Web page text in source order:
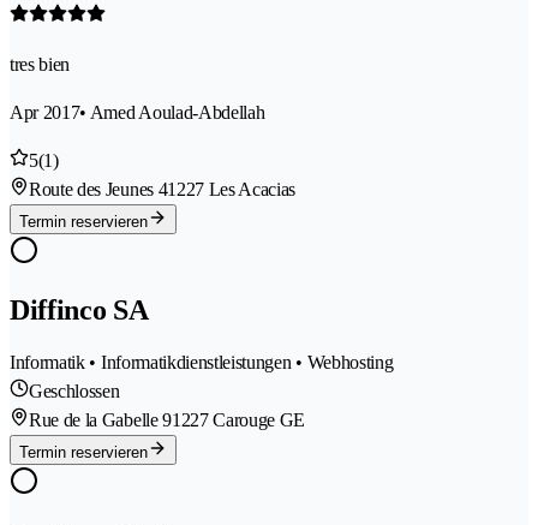
tres bien
Apr 2017• Amed Aoulad-Abdellah
5(1)
Route des Jeunes 41227 Les Acacias
Termin reservieren
Diffinco SA
Informatik • Informatikdienstleistungen • Webhosting
Geschlossen
Rue de la Gabelle 91227 Carouge GE
Termin reservieren